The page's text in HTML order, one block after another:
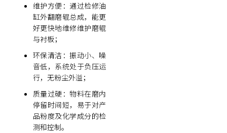
维护方便：通过检修油
缸外翻磨辊总成，能更
好更快地维修维护磨辊
与衬板；
环保清洁：振动小、噪
音低，系统处于负压运
行，无粉尘外溢；
质量过硬：物料在磨内
停留时间短，易于对产
品粉度及化学成分的检
测和控制。